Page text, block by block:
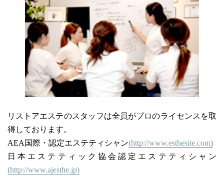
リストアエステのスタッフは全員がプロのライセンスを取
得しております。
AEA国際・認定エステティシャン(http://www.esthesite.com)
日本エステティック協会認定エステティシャン
(http://www.ajesthe.jp)